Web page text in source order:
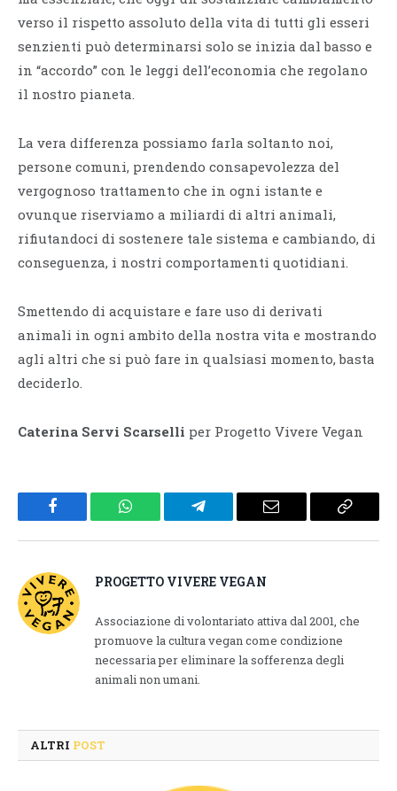
verso il rispetto assoluto della vita di tutti gli esseri
senzienti può determinarsi solo se inizia dal basso e
in “accordo” con le leggi dell’economia che regolano
il nostro pianeta.
La vera differenza possiamo farla soltanto noi,
persone comuni, prendendo consapevolezza del
vergognoso trattamento che in ogni istante e
ovunque riserviamo a miliardi di altri animali,
rifiutandoci di sostenere tale sistema e cambiando, di
conseguenza, i nostri comportamenti quotidiani.
Smettendo di acquistare e fare uso di derivati
animali in ogni ambito della nostra vita e mostrando
agli altri che si può fare in qualsiasi momento, basta
deciderlo.
Caterina Servi Scarselli per Progetto Vivere Vegan
Facebook WhatsApp Telegram Email
Copy
PROGETTO VIVERE VEGAN
Associazione di volontariato attiva dal 2001, che
promuove la cultura vegan come condizione
necessaria per eliminare la sofferenza degli
animali non umani.
ALTRI POST